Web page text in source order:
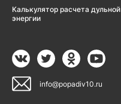
Калькулятор расчета дульной
энергии
info@popadiv10.ru